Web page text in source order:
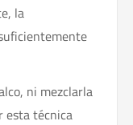
la
ni mezclarla
esta técnica